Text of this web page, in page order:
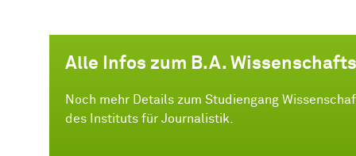
Alle Infos zum B.A.
Noch mehr Details zum Studiengang
des Instituts für Journalistik.